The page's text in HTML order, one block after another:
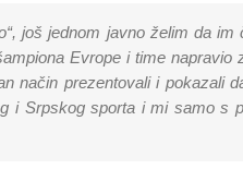
još jednom javno želim da
Evrope i time
način prezentovali i
i Srpskog sporta i mi samo